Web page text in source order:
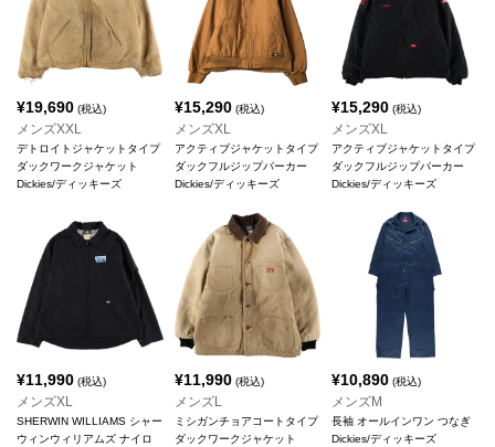
¥19,690 (税込)
メンズXXL
デトロイトジャケットタイプ
ダックワークジャケット
Dickies/ディッキーズ
¥15,290(税込)
メンズXL
アクティブジャケットタイプ
ダックフルジップパーカー
Dickies/ディッキーズ
¥15,290 (税込)
メンズXL
アクティブジャケットタイプ
ダックフルジップパーカー
Dickies/ディッキーズ
¥11,990 (税込)
メンズXL
SHERWIN WILLIAMS シャー
ウィンウィリアムズ ナイロ
¥11,990(税込)
メンズL
ミシガンチョアコートタイプ
ダックワークジャケット
¥10,890 (税込)
メンズM
長袖 オールインワン つなぎ
Dickies/ディッキーズ